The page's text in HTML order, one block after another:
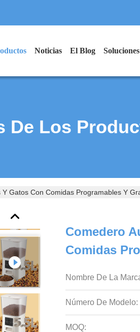
Noticias El Blog Soluciones
De Los
Gatos Con Comidas Programables Y
Comedero
Comidas
Nombre De La
Número De Modelo:
MOQ: